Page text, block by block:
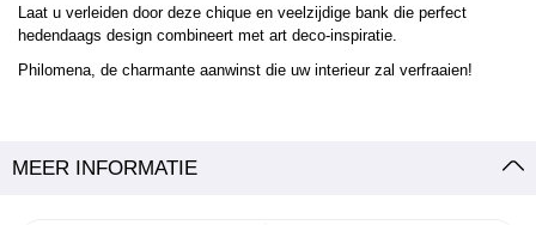
Laat u verleiden door deze chique en veelzijdige bank die perfect
hedendaags design combineert met art deco-inspiratie.
Philomena, de charmante aanwinst die uw interieur zal verfraaien!
MEER INFORMATIE